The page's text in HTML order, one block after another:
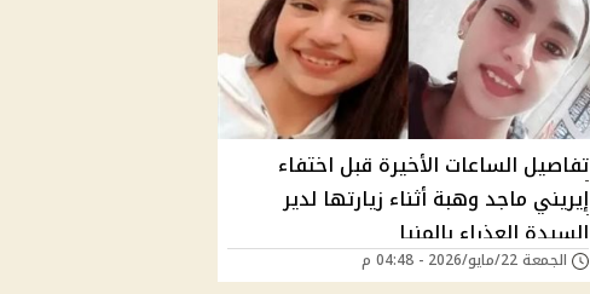
تفاصيل الساعات الأخيرة قبل اختفاء
إيريني ماجد وهبة أثناء زيارتها لدير
السيدة العذراء بالمنيا
الجمعة 22/مايو/2026 - 04:48 م